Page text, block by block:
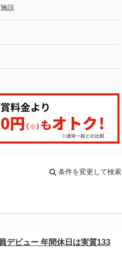
設
条件を変更して検索
デビュー 年間休日は実質133